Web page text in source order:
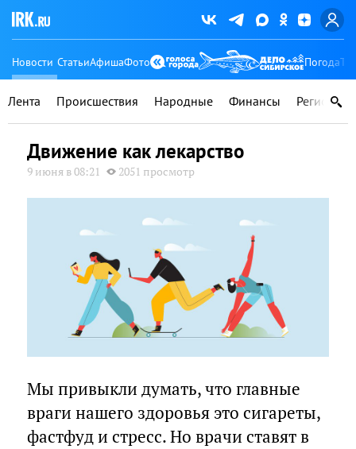
Новости СтатьиАфишаФото Погода
Лента Происшествия Народные Финансы Регионы
Движение как лекарство
9 июня в 08:21 2051 просмотр
Мы привыкли думать, что главные
враги нашего здоровья это сигареты,
фастфуд и стресс. Но врачи ставят в